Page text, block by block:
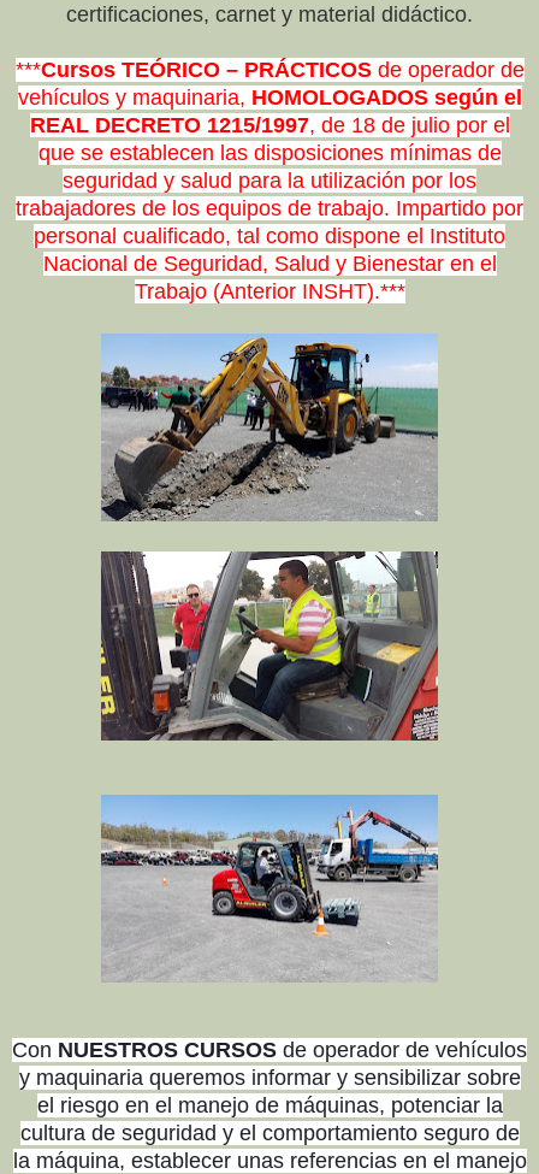
certificaciones, carnet y material didáctico.
***Cursos TEÓRICO – PRÁCTICOSde operador de
vehículos y maquinaria, HOMOLOGADOS según el
REAL DECRETO 1215/1997, de 18 de julio por el
que se establecen las disposiciones mínimas de
seguridad y salud para la utilización por los
trabajadores de los equipos de trabajo. Impartido por
personal cualificado, tal como dispone el Instituto
Nacional de Seguridad, Salud y Bienestar en el
Trabajo (Anterior INSHT).***
Con NUESTROS CURSOS de operador de vehículos
y maquinaria queremos informar y sensibilizar sobre
el riesgo en el manejo de máquinas, potenciar la
cultura de seguridad y el comportamiento seguro de
la máquina, establecer unas referencias en el manejo